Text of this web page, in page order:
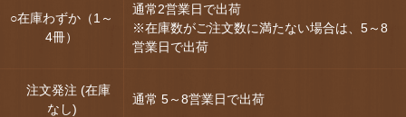
○在庫わずか（1～
4冊）
通常2営業日で出荷
※在庫数がご注文数に満たない場合は、5～8
営業日で出荷
注文発注 (在庫
なし)
通常 5～8営業日で出荷